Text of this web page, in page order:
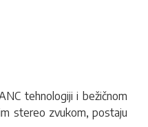
tehnologiji i bežičnom
stereo zvukom, postaju